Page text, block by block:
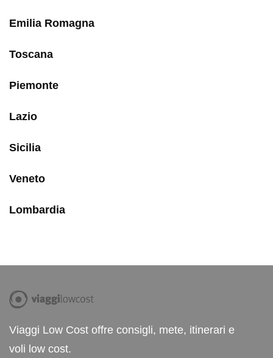
Emilia Romagna
Toscana
Piemonte
Lazio
Sicilia
Veneto
Lombardia
Viaggi Low Cost offre consigli, mete, itinerari e
voli low cost.